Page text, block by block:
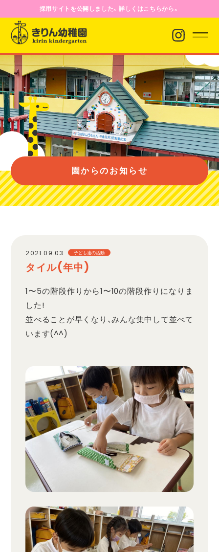
採用サイトを公開しました。詳しくはこちらから。
園からのお知らせ
園について
園のようす
バス経路
プライバシーポリシー
園からのお知らせ
2021.09.03 子ども達の活動
タイル(年中)
1〜5の階段作りから1〜10の階段作りになりま
した!
並べることが早くなり、みんな集中して並べて
います(^^)